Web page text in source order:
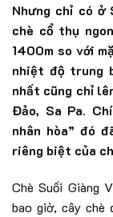
Nhưng chỉ có ở
chè cổ thụ
1400m so với
nhiệt độ trung
nhất cũng chỉ
Đảo, Sa Pa.
nhân hòa” đó
riêng biệt của
Chè Suối Giàng
bao giờ, cây chè